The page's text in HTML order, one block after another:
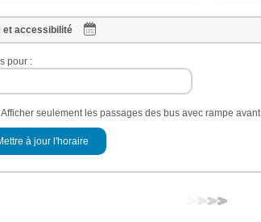
et accessibilité
pour :
Afficher seulement les passages des bus avec rampe avant
à jour l'horaire